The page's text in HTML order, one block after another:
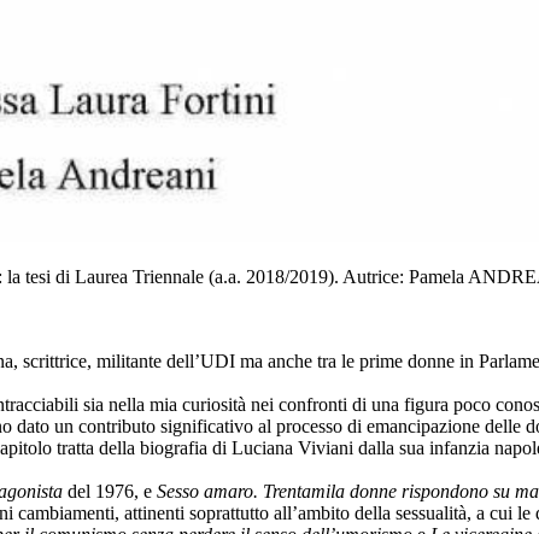
tesi di Laurea Triennale (a.a. 2018/2019). Autrice: Pamela
scrittrice, militante dell’UDI ma anche tra le prime donne in
sia nella mia curiosità nei confronti di una figura poco
un contributo significativo al processo di emancipazione delle
tratta della biografia di Luciana Viviani dalla sua infanzia
del 1976, e Sesso amaro. Trentamila donne rispondono su
attinenti soprattutto all’ambito della sessualità, a cui le